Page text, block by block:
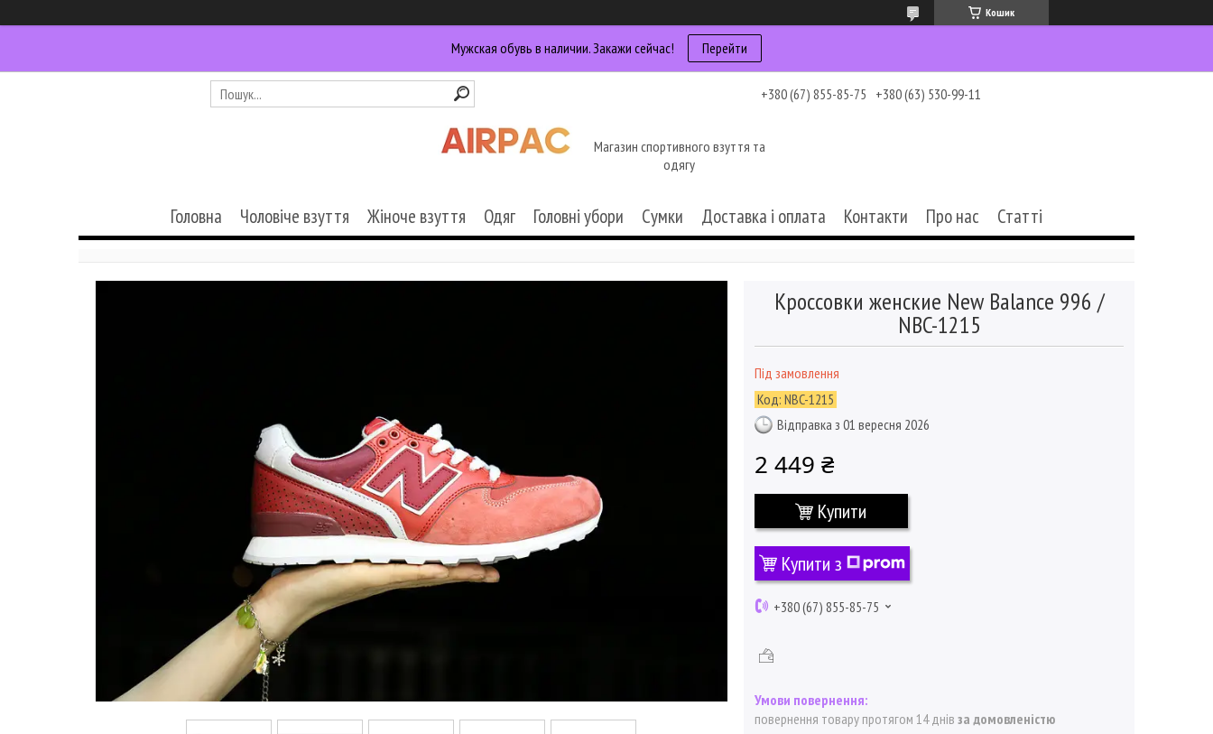
Кошик
Мужская обувь в наличии. Закажи сейчас! Перейти
+380 (67) 855-85-75 +380 (63) 530-99-11
Магазин спортивного взуття та
одягу
Головна Чоловіче взуття Жіноче взуття Одяг Головні убори Сумки Доставка і оплата Контакти Про нас Статті
Кроссовки женские New Balance 996 /
NBC-1215
Під замовлення
Код: NBC-1215
Відправка з 01 вересня 2026
2 449 ₴
Купити
Купити з
+380 (67) 855-85-75
повернення товару протягом 14 днів за домовленістю